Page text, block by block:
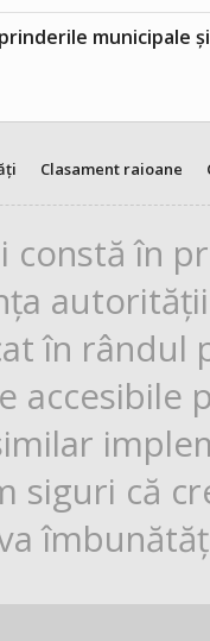
municipale
Clasament raioane
constă în
în rândul
siguri că